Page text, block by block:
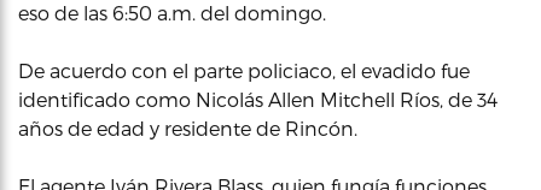
eso de las 6:50 a.m. del domingo.
De acuerdo con el parte policiaco, el evadido fue
identificado como Nicolás Allen Mitchell Ríos, de 34
años de edad y residente de Rincón.